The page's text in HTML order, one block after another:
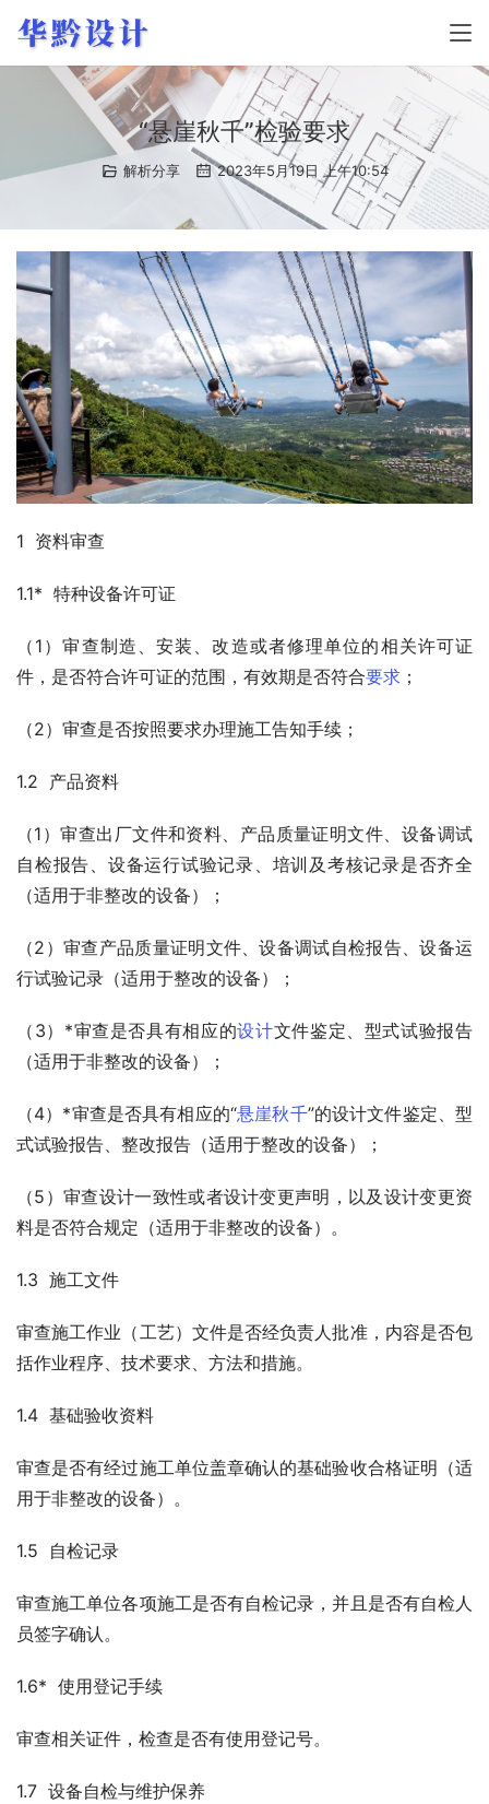
“悬崖秋千”检验要求
解析分享 2023年5月19日 上午10:54
1  资料审查
1.1*  特种设备许可证
（1）审查制造、安装、改造或者修理单位的相关许可证
件，是否符合许可证的范围，有效期是否符合要求 ；
（2）审查是否按照要求办理施工告知手续；
1.2  产品资料
（1）审查出厂文件和资料、产品质量证明文件、设备调试
自检报告、设备运行试验记录、培训及考核记录是否齐全
（适用于非整改的设备）；
（2）审查产品质量证明文件、设备调试自检报告、设备运
行试验记录（适用于整改的设备）；
（3）*审查是否具有相应的设计文件鉴定、型式试验报告
（适用于非整改的设备）；
（4）*审查是否具有相应的“悬崖秋千”的设计文件鉴定、型
式试验报告、整改报告（适用于整改的设备）；
（5）审查设计一致性或者设计变更声明，以及设计变更资
料是否符合规定（适用于非整改的设备）。
1.3  施工文件
审查施工作业（工艺）文件是否经负责人批准，内容是否包
括作业程序、技术要求、方法和措施。
1.4  基础验收资料
审查是否有经过施工单位盖章确认的基础验收合格证明（适
用于非整改的设备）。
1.5  自检记录
审查施工单位各项施工是否有自检记录，并且是否有自检人
员签字确认。
1.6*  使用登记手续
审查相关证件，检查是否有使用登记号。
1.7  设备自检与维护保养